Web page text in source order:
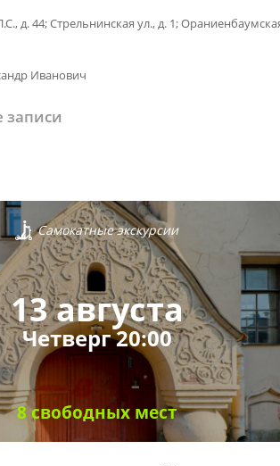
д. 44; Стрельнинская ул., д. 1;
Иванович
Самокатные экскурсии
13 августа
Четверг 20:00
8 свободных мест